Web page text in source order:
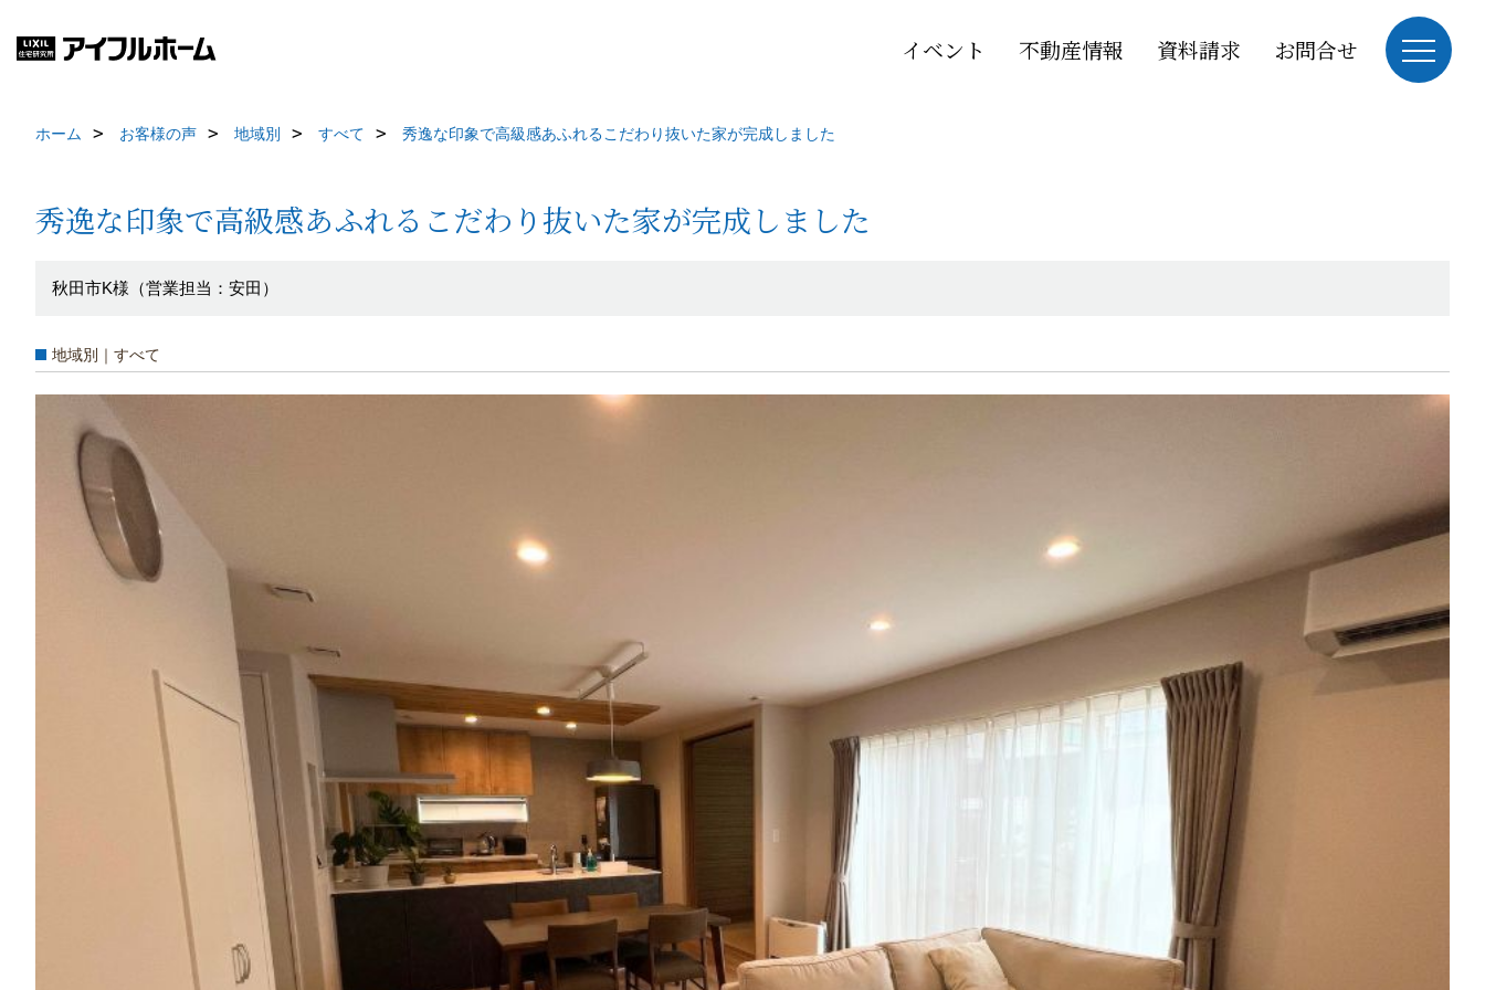
イベント 不動産情報 資料請求 お問合せ
ホーム お客様の声 地域別 すべて 秀逸な印象で高級感あふれるこだわり抜いた家が完成しました
秀逸な印象で高級感あふれるこだわり抜いた家が完成しました
秋田市K様（営業担当：安田）
地域別｜すべて